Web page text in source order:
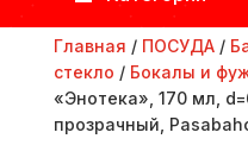
Главная / ПОСУДА/
стекло / Бокалы и
«Энотека», 170 мл,
прозрачный,